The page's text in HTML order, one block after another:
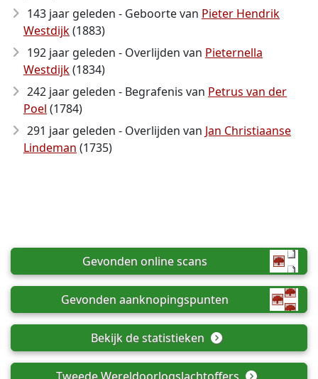
143 jaar geleden - Geboorte van Pieter Hendrik
Westdijk(1883)
192 jaar geleden - Overlijden van Pieternella
Westdijk(1834)
242 jaar geleden - Begrafenis van Petrus van der
Poel (1784)
291 jaar geleden - Overlijden van Jan Christiaanse
Lindeman (1735)
Gevonden online scans
Gevonden aanknopingspunten
Bekijk de statistieken